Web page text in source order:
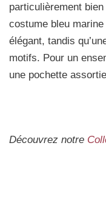
particulièrement
costume bleu
élégant, tandis
motifs. Pour un
une pochette
Découvrez notre